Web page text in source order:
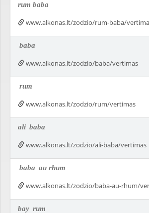
rum baba
www.alkonas.lt/zodzio/rum-baba/
baba
www.alkonas.lt/zodzio/baba/vertimas
rum
www.alkonas.lt/zodzio/rum/vertimas
ali baba
www.alkonas.lt/zodzio/ali-baba/vertimas
baba au rhum
www.alkonas.lt/zodzio/baba-au-rhum/
bay rum